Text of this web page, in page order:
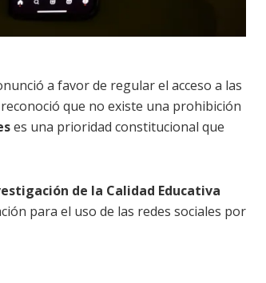
a favor de regular el acceso a las
que no existe una prohibición
es una prioridad constitucional que
de la Calidad Educativa
para el uso de las redes sociales por